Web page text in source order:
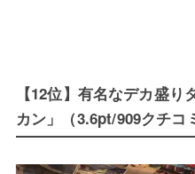
【12位】有名なデカ盛
カン」（3.6pt/909クチコ